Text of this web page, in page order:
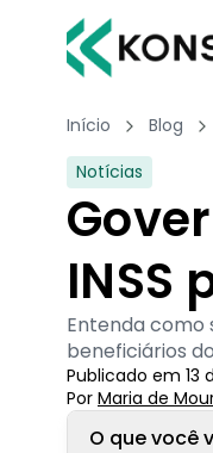
Início Blog
Notícias
INSS
Entenda como
beneficiários do
Publicado em 13
Por Maria de
O que você